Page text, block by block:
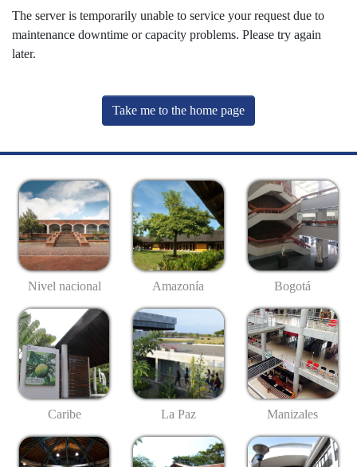
The server is temporarily unable to service your request due to
maintenance downtime or capacity problems. Please try again
later.
Take me to the home page
Nivel nacional Amazonía Bogotá
Caribe La Paz Manizales